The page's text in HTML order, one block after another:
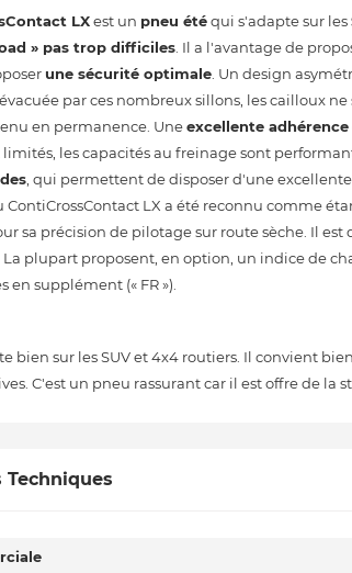
LXest un pneu étéqui s'adapte sur les
» pas trop difficiles . Il a l'avantage de
une sécurité optimale . Un design
par ces nombreux sillons, les cailloux
en permanence. Uneexcellente adhérence
les capacités au freinage sont
, qui permettent de disposer d'une
ContiCrossContact LX a été reconnu comme
sa précision de pilotage sur route sèche. Il est
plupart proposent, en option, un indice de
supplément (« FR »).
bien sur les SUV et 4x4 routiers. Il convient
C'est un pneu rassurant car il est offre de la